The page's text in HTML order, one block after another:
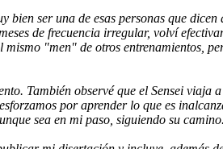
bien ser una de esas personas que
de frecuencia irregular, volví
"men" de otros entrenamientos,
También observé que el Sensei viaja
por aprender lo que es
sea en mi paso, siguiendo su camino.